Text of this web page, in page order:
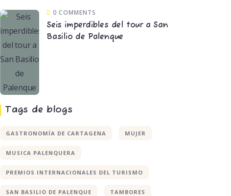
0 COMMENTS
Seis imperdibles del tour a San
Basilio de Palenque
Tags de blogs
GASTRONOMÍA DE CARTAGENA MUJER
MUSICA PALENQUERA
PREMIOS INTERNACIONALES DEL TURISMO
SAN BASILIO DE PALENQUE TAMBORES